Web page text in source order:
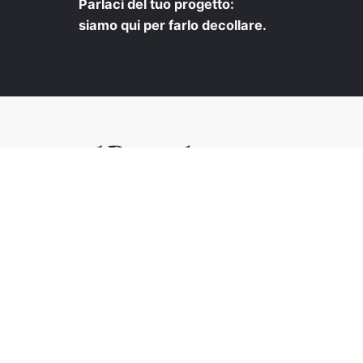
Parlaci del tuo progetto:
siamo qui per farlo decollare.